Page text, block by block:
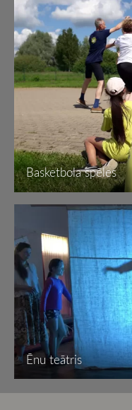
Basketbola spēles
Ēnu teātris